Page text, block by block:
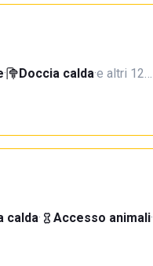
· Doccia calda·e altri 12…
calda· Accesso animali·